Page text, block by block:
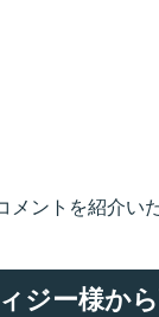
ントを紹介い
ジー様か